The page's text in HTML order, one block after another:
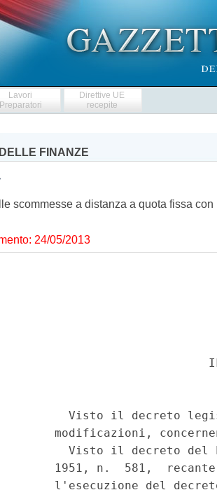
Lavori
Preparatori
Direttive UE
recepite
FINANZE
scommesse a distanza a quota fissa
24/05/2013